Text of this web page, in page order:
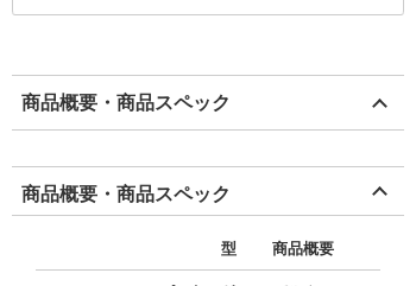
商品概要・商品スペック
商品概要・商品スペック
型 商品概要